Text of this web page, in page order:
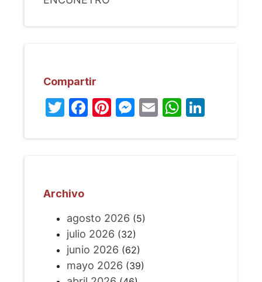
Compartir
Twitter
Facebook
Pinterest
Messenger
Email
Archivo
agosto 2026 (5)
julio 2026 (32)
junio 2026 (62)
mayo 2026 (39)